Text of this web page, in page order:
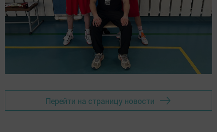
Перейти на страницу новости